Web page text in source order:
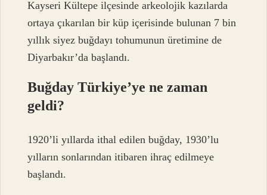
Kayseri Kültepe ilçesinde arkeolojik kazılarda
ortaya çıkarılan bir küp içerisinde bulunan 7 bin
yıllık siyez buğdayı tohumunun üretimine de
Diyarbakır’da başlandı.
Buğday Türkiye’ye ne zaman
geldi?
1920’li yıllarda ithal edilen buğday, 1930’lu
yılların sonlarından itibaren ihraç edilmeye
başlandı.